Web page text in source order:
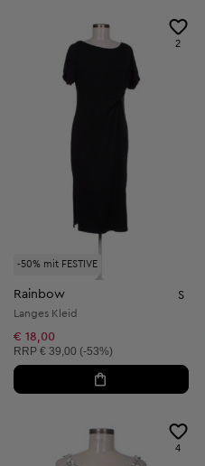
-50% mit FESTIVE
2
Rainbow S
Langes Kleid
€ 18,00
Unverbindliche Preisempfehlung:
RRP € 39,00 (-53%)
4